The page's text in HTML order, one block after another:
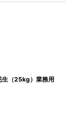
生（25kg）業務用